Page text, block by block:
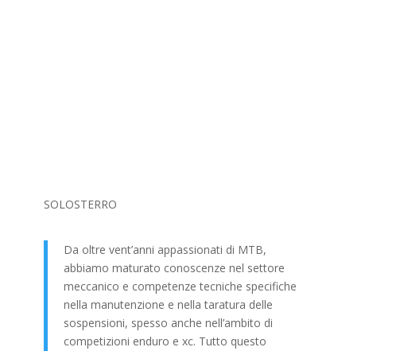
SOLOSTERRO
Da oltre vent’anni appassionati di MTB,
abbiamo maturato conoscenze nel settore
meccanico e competenze tecniche specifiche
nella manutenzione e nella taratura delle
sospensioni, spesso anche nell’ambito di
competizioni enduro e xc. Tutto questo